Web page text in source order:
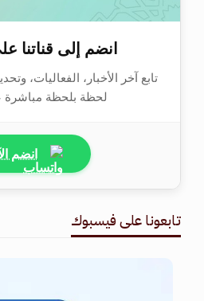
انضم إلى قناتنا
تابع آخر الأخبار، الفعاليات،
لحظة بلحظة مباشرة
انضم
تابعونا على فيسبوك